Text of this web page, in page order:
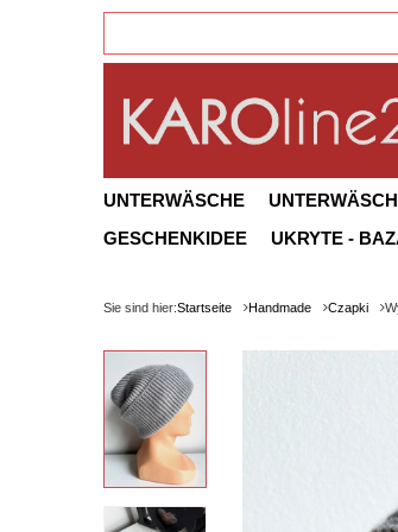
UNTERWÄSCHE
GESCHENKIDEE
UKRYTE -
Sie sind hier:Startseite Handmade Czapki